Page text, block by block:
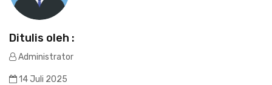
Ditulis oleh :
Administrator
14 Juli 2025